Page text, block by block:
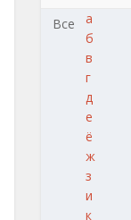
Все
а
б
в
г
д
е
ё
ж
з
и
к